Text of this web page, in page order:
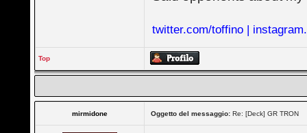
twitter.com/toffino |
Top
mirmidone Oggetto del messaggio: Re: [Deck] GR TRON